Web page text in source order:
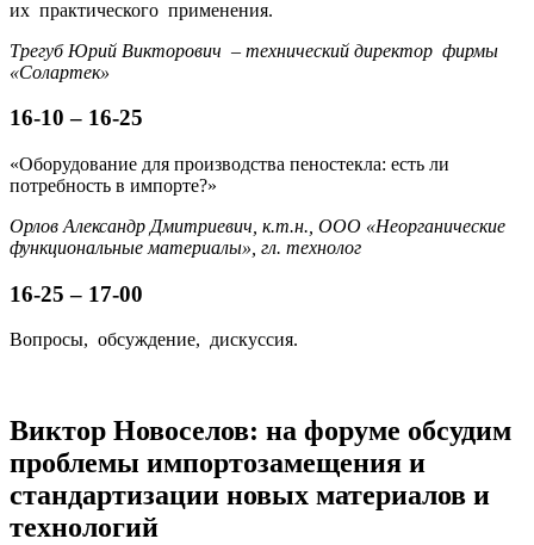
их практического применения.
Трегуб Юрий Викторович – технический директор фирмы
«Солартек»
16-10 – 16-25
«Оборудование для производства пеностекла: есть ли
потребность в импорте?»
Орлов Александр Дмитриевич, к.т.н., ООО «Неорганические
функциональные материалы», гл. технолог
16-25 – 17-00
Вопросы, обсуждение, дискуссия.
Виктор Новоселов: на форуме обсудим
проблемы импортозамещения и
стандартизации новых материалов и
технологий